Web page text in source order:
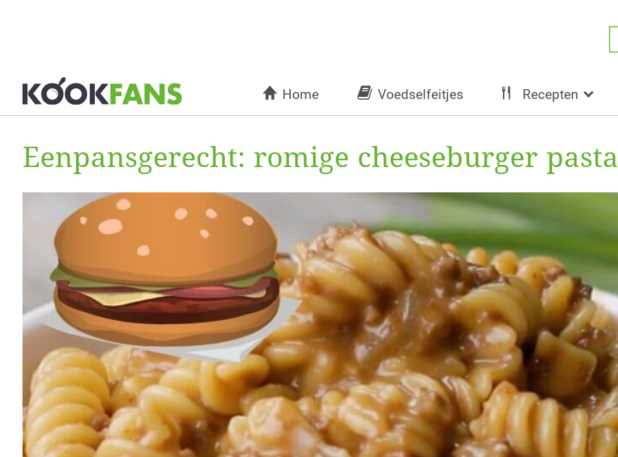
Home Voedselfeitjes Recepten
Eenpansgerecht: romige cheeseburger pasta